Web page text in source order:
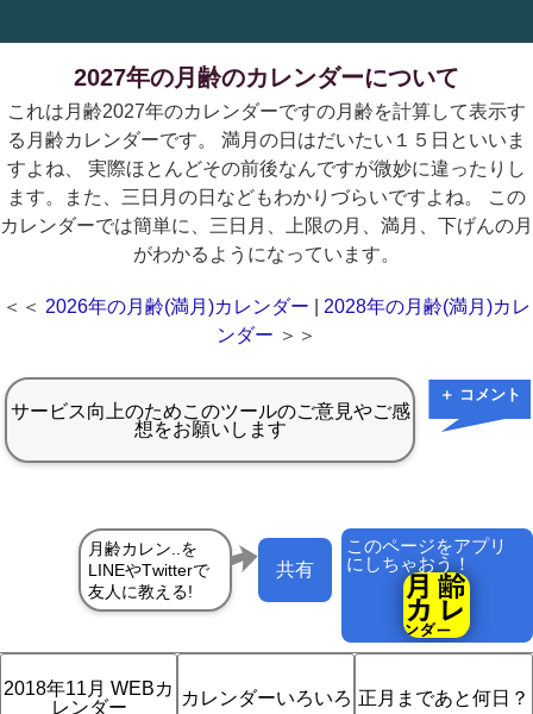
2027年の月齢のカレンダーについて
これは月齢2027年のカレンダーですの月齢を計算して表示す
る月齢カレンダーです。 満月の日はだいたい１５日といいま
すよね、 実際ほとんどその前後なんですが微妙に違ったりし
ます。また、三日月の日などもわかりづらいですよね。 この
カレンダーでは簡単に、三日月、上限の月、満月、下げんの月
がわかるようになっています。
＜＜ 2026年の月齢(満月)カレンダー
2028年の月齢(満月)カレ
ンダー ＞＞
＋ コメント
このページをアプリ
にしちゃおう！
共有
2018年11月 WEBカ
レンダー
カレンダーいろいろ 正月まであと何日？